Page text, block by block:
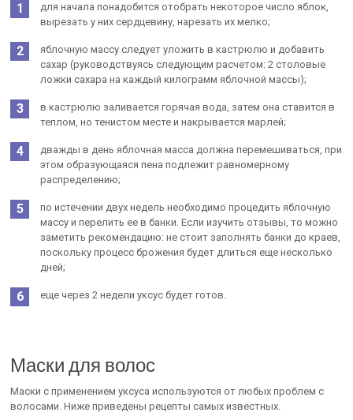
для начала понадобится отобрать некоторое число яблок,
вырезать у них сердцевину, нарезать их мелко;
яблочную массу следует уложить в кастрюлю и добавить
сахар (руководствуясь следующим расчетом: 2 столовые
ложки сахара на каждый килограмм яблочной массы);
в кастрюлю заливается горячая вода, затем она ставится в
теплом, но тенистом месте и накрывается марлей;
дважды в день яблочная масса должна перемешиваться, при
этом образующаяся пена подлежит равномерному
распределению;
по истечении двух недель необходимо процедить яблочную
массу и перелить ее в банки. Если изучить отзывы, то можно
заметить рекомендацию: не стоит заполнять банки до краев,
поскольку процесс брожения будет длиться еще несколько
дней;
еще через 2 недели уксус будет готов.
Маски для волос
Маски с применением уксуса используются от любых проблем с
волосами. Ниже приведены рецепты самых известных.